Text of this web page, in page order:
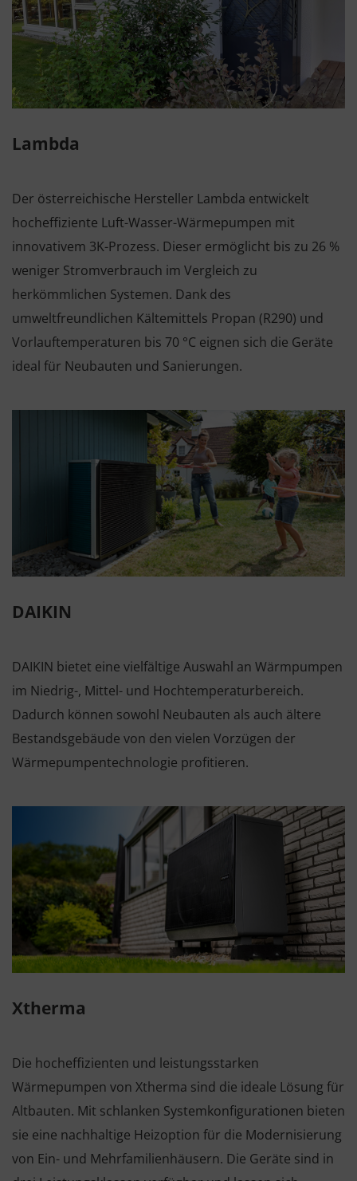
Lambda
Der österreichische Hersteller Lambda entwickelt
hocheffiziente Luft-Wasser-Wärmepumpen mit
innovativem 3K-Prozess. Dieser ermöglicht bis zu 26 %
weniger Stromverbrauch im Vergleich zu
herkömmlichen Systemen. Dank des
umweltfreundlichen Kältemittels Propan (R290) und
Vorlauftemperaturen bis 70 °C eignen sich die Geräte
ideal für Neubauten und Sanierungen.
DAIKIN
DAIKIN bietet eine vielfältige Auswahl an Wärmpumpen
im Niedrig-, Mittel- und Hochtemperaturbereich.
Dadurch können sowohl Neubauten als auch ältere
Bestandsgebäude von den vielen Vorzügen der
Wärmepumpentechnologie profitieren.
Xtherma
Die hocheffizienten und leistungsstarken
Wärmepumpen von Xtherma sind die ideale Lösung für
Altbauten. Mit schlanken Systemkonfigurationen bieten
sie eine nachhaltige Heizoption für die Modernisierung
von Ein- und Mehrfamilienhäusern. Die Geräte sind in